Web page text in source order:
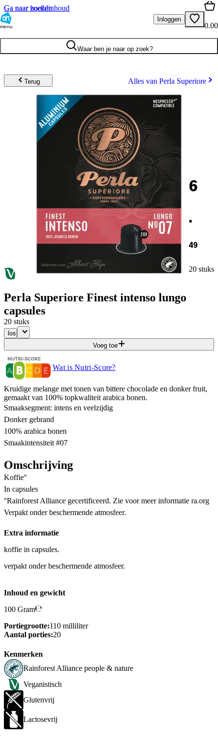
Ga naar hoofdinhoud
Ga naar zoeken
menu
Inloggen
0.00
Waar ben je naar op zoek?
Terug Alles van Perla Superiore
6
.
49
20 stuks
Perla Superiore Finest intenso lungo
capsules
20 stuks
los
Voeg toe
Wat is Nutri-Score?
Kruidige melange met tonen van bittere chocolade en donker fruit,
gemaakt van 100% topkwaliteit arabica bonen.
Smaaksegment: intens en veelzijdig
Donker gebrand
100% arabica bonen
Smaakintensiteit #07
Omschrijving
Koffie°
In capsules
°Rainforest Alliance gecertificeerd. Zie voor meer informatie ra.org
Verpakt onder beschermende atmosfeer.
Extra informatie
koffie in capsules.
verpakt onder beschermende atmosfeer.
Inhoud en gewicht
100 Gram
Portiegrootte:110 milliliter
Aantal porties:20
Kenmerken
Rainforest Alliance people & nature
Veganistisch
Glutenvrij
Lactosevrij